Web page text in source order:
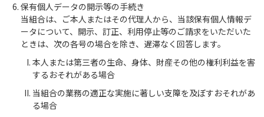
保有個人データの開示等の手続き
当組合は、ご本人またはその代理人から、当該保有個人情報デ
ータについて、開示、訂正、利用停止等のご請求をいただいた
ときは、次の各号の場合を除き、遅滞なく回答します。
本人または第三者の生命、身体、財産その他の権利利益を害
するおそれがある場合
当組合の業務の適正な実施に著しい支障を及ぼすおそれがあ
る場合